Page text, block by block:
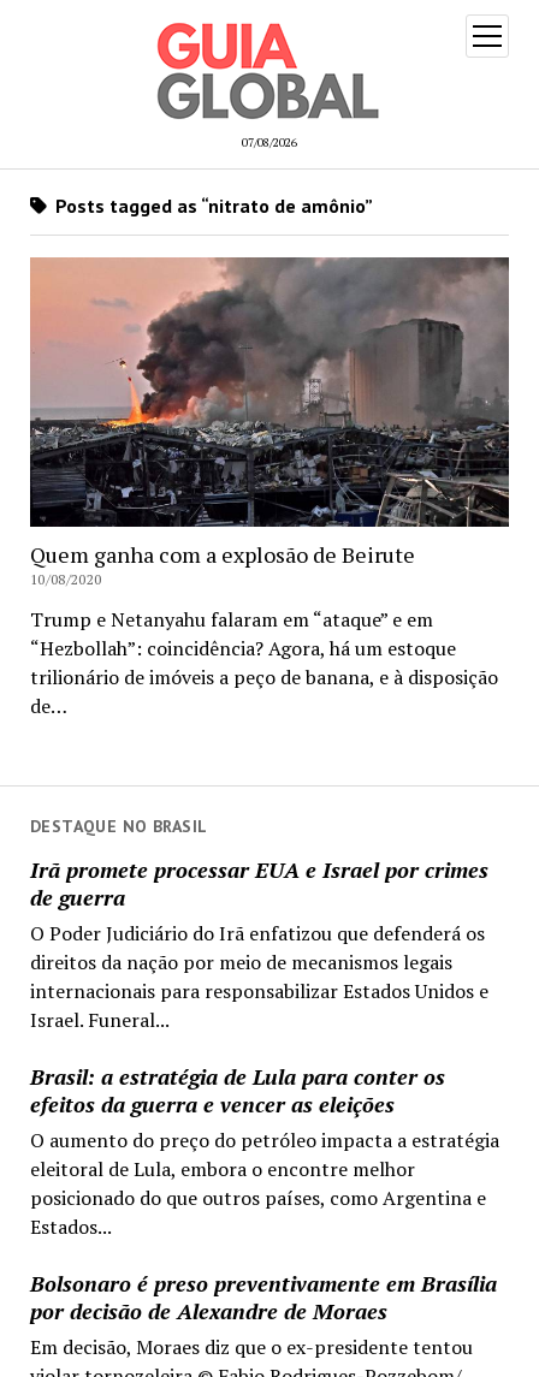
07/08/2026
open
menu
DESTAQUE NO BRASIL
Irã promete processar EUA e Israel por crimes
de guerra
O Poder Judiciário do Irã enfatizou que defenderá os
direitos da nação por meio de mecanismos legais
internacionais para responsabilizar Estados Unidos e
Israel. Funeral...
Brasil: a estratégia de Lula para conter os
efeitos da guerra e vencer as eleições
O aumento do preço do petróleo impacta a estratégia
eleitoral de Lula, embora o encontre melhor
posicionado do que outros países, como Argentina e
Estados...
Bolsonaro é preso preventivamente em Brasília
por decisão de Alexandre de Moraes
Em decisão, Moraes diz que o ex-presidente tentou
Posts tagged as “nitrato de amônio”
Quem ganha com a explosão de Beirute
10/08/2020
Trump e Netanyahu falaram em “ataque” e em
“Hezbollah”: coincidência? Agora, há um estoque
trilionário de imóveis a peço de banana, e à disposição
de…